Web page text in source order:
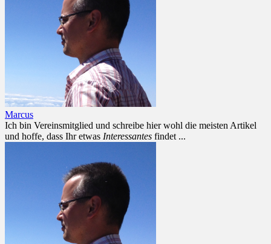
Marcus
Ich bin Vereinsmitglied und schreibe hier wohl die meisten Artikel
und hoffe, dass Ihr etwas Interessantes findet ...